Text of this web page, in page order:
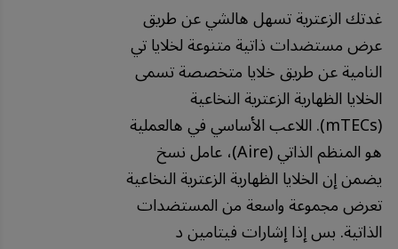
غدتك الزعترية تسهل هالشي عن طريق
عرض مستضدات ذاتية متنوعة لخلايا تي
النامية عن طريق خلايا متخصصة تسمى
الخلايا الظهارية الزعترية النخاعية
(mTECs). اللاعب الأساسي في هالعملية
هو المنظم الذاتي (Aire)، عامل نسخ
يضمن إن الخلايا الظهارية الزعترية النخاعية
تعرض مجموعة واسعة من المستضدات
الذاتية. بس إذا إشارات فيتامين د